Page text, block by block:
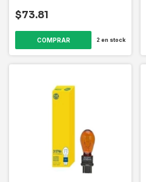
$73.81
2 en stock